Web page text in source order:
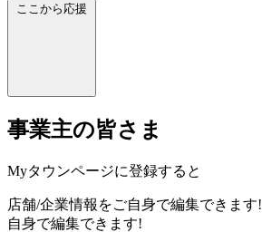
ここから応援
事業主の皆さま
Myタウンページに登録すると
店舗/企業情報をご自身で編集できます!
自身で編集できます!